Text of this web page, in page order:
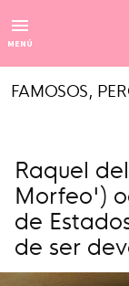
MENÚ
FAMOSOS,
Raquel
Morfeo')
de
de ser